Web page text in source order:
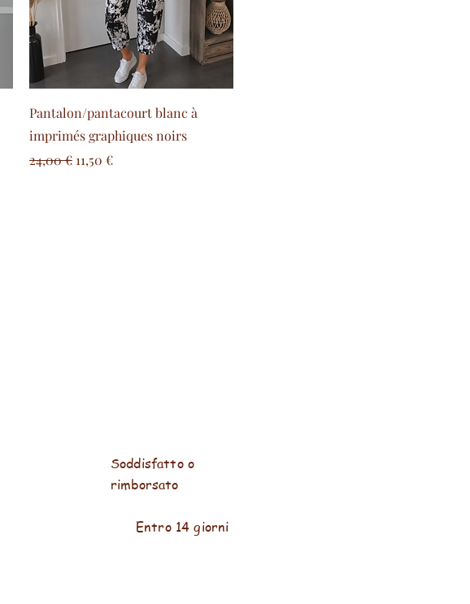
Pantalon/pantacourt blanc à
imprimés graphiques noirs
Prezzo regolare
24,00 € Prezzo scontato
11,50 €
Soddisfatto o
rimborsato
Entro 14 giorni